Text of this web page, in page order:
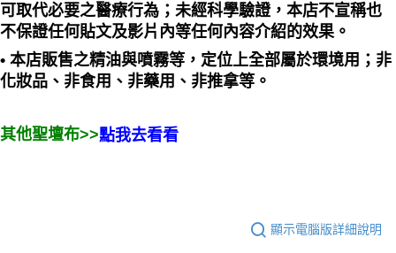
可取代必要之醫療行為；未經科學驗證，本店不宣稱也
不保證任何貼文及影片內等任何內容介紹的效果。
• 本店販售之精油與噴霧等，定位上全部屬於環境用；非
化妝品、非食用、非藥用、非推拿等。
其他聖壇布>>點我去看看
顯示電腦版詳細說明